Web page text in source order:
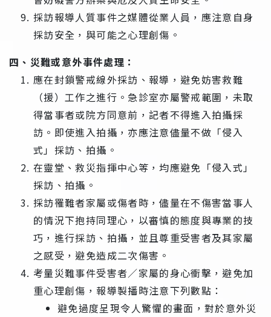
採訪報導人質事件之媒體從業人員，應注意自身
採訪安全，與可能之心理創傷。
四、災難或意外事件處理：
應在封鎖警戒線外採訪、報導，避免妨害救難
（援）工作之進行。急診室亦屬警戒範圍，未取
得當事者或院方同意前，記者不得進入拍攝採
訪。即使進入拍攝，亦應注意儘量不做「侵入
式」採訪、拍攝。
在靈堂、救災指揮中心等，均應避免「侵入式」
採訪、拍攝。
採訪罹難者家屬或傷者時，儘量在不傷害當事人
的情況下抱持同理心，以審慎的態度與專業的技
巧，進行採訪、拍攝，並且尊重受害者及其家屬
之感受，避免造成二次傷害。
考量災難事件受害者／家屬的身心衝擊，避免加
重心理創傷，報導製播時注意下列數點：
避免過度呈現令人驚懼的畫面，對於意外災